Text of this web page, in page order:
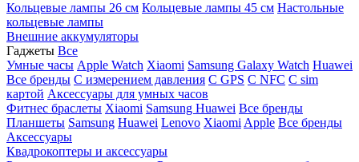
Кольцевые лампы 26 см Кольцевые лампы 45 см Настольные
кольцевые лампы
Внешние аккумуляторы
Гаджеты Все
Умные часы Apple Watch Xiaomi Samsung Galaxy Watch Huawei
Все бренды C измерением давления C GPS C NFC C sim
картой Аксессуары для умных часов
Фитнес браслеты Xiaomi Samsung Huawei Все бренды
Планшеты Samsung Huawei Lenovo Xiaomi Apple Все бренды
Аксессуары
Квадрокоптеры и аксессуары